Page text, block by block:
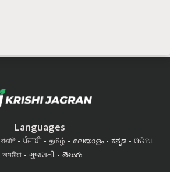
Languages
বাঙালি ਪੰਜਾਬੀ தமிழ் മലയാളം ಕನ್ನಡ
ଓଡିଆ
অসমীয়া
ગુજરાતી తెలుగు